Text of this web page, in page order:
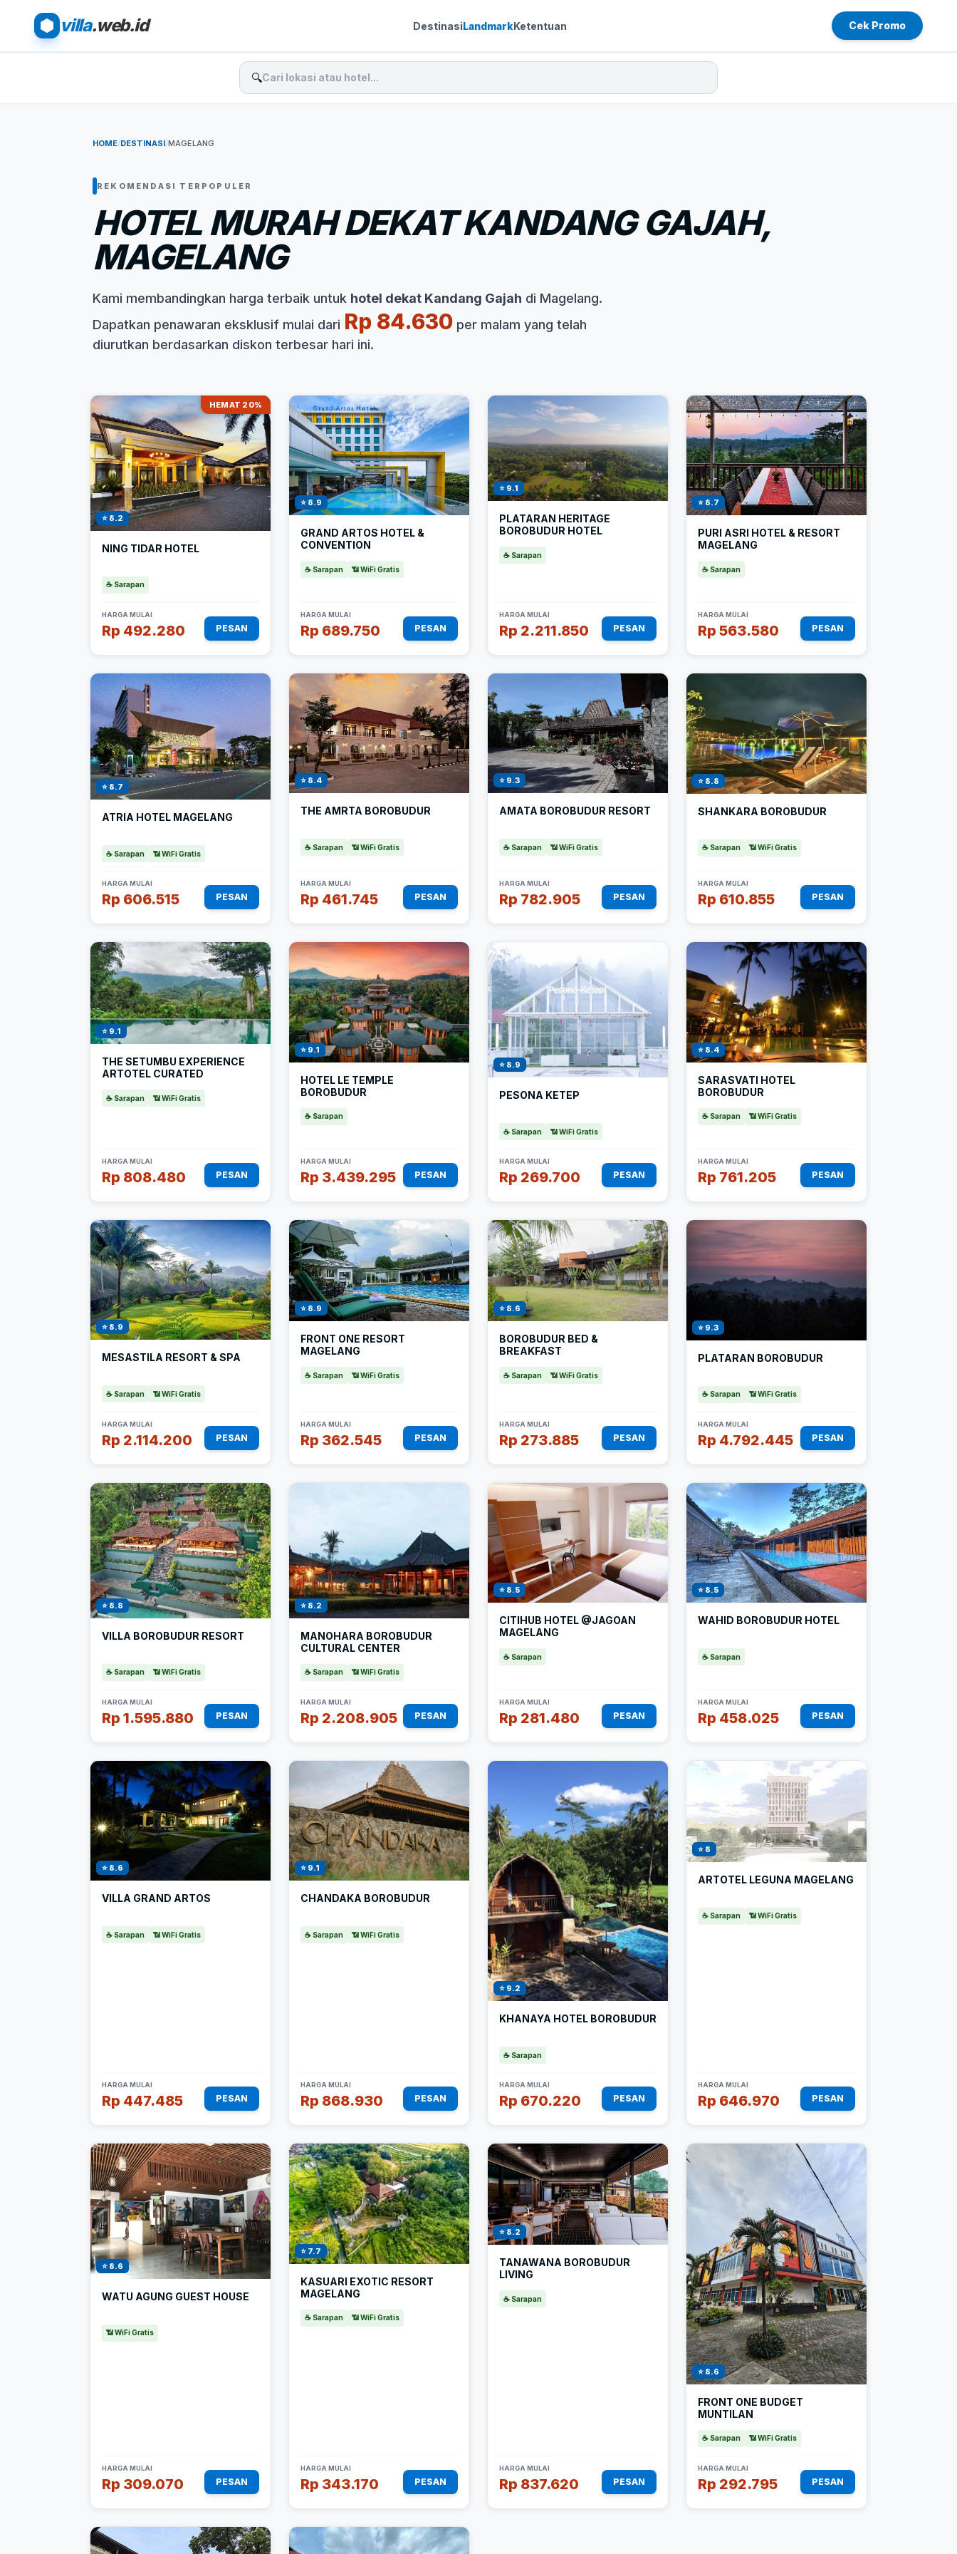
villa.web.id DestinasiLandmarkKetentuan Cek Promo
🔍
HOME/DESTINASI/MAGELANG
REKOMENDASI TERPOPULER
HOTEL MURAH DEKAT KANDANG GAJAH,
MAGELANG
Kami membandingkan harga terbaik untuk hotel dekat Kandang Gajah di Magelang.
Dapatkan penawaran eksklusif mulai dari Rp 84.630 per malam yang telah
diurutkan berdasarkan diskon terbesar hari ini.
HEMAT 20%
⭐ 8.2
NING TIDAR HOTEL
☕ Sarapan
HARGA MULAI
Rp 492.280 PESAN
⭐ 8.9
GRAND ARTOS HOTEL &
CONVENTION
☕ Sarapan 📶 WiFi Gratis
HARGA MULAI
Rp 689.750 PESAN
⭐ 9.1
PLATARAN HERITAGE
BOROBUDUR HOTEL
☕ Sarapan
HARGA MULAI
Rp 2.211.850 PESAN
⭐ 8.7
PURI ASRI HOTEL & RESORT
MAGELANG
☕ Sarapan
HARGA MULAI
Rp 563.580 PESAN
⭐ 8.7
ATRIA HOTEL MAGELANG
☕ Sarapan 📶 WiFi Gratis
HARGA MULAI
Rp 606.515 PESAN
⭐ 8.4
THE AMRTA BOROBUDUR
☕ Sarapan 📶 WiFi Gratis
HARGA MULAI
Rp 461.745 PESAN
⭐ 9.3
AMATA BOROBUDUR RESORT
☕ Sarapan 📶 WiFi Gratis
HARGA MULAI
Rp 782.905 PESAN
⭐ 8.8
SHANKARA BOROBUDUR
☕ Sarapan 📶 WiFi Gratis
HARGA MULAI
Rp 610.855 PESAN
⭐ 9.1
THE SETUMBU EXPERIENCE
ARTOTEL CURATED
☕ Sarapan 📶 WiFi Gratis
HARGA MULAI
Rp 808.480 PESAN
⭐ 9.1
HOTEL LE TEMPLE
BOROBUDUR
☕ Sarapan
HARGA MULAI
Rp 3.439.295 PESAN
⭐ 8.9
PESONA KETEP
☕ Sarapan 📶 WiFi Gratis
HARGA MULAI
Rp 269.700 PESAN
⭐ 8.4
SARASVATI HOTEL
BOROBUDUR
☕ Sarapan 📶 WiFi Gratis
HARGA MULAI
Rp 761.205 PESAN
⭐ 8.9
MESASTILA RESORT & SPA
☕ Sarapan 📶 WiFi Gratis
HARGA MULAI
Rp 2.114.200 PESAN
⭐ 8.9
FRONT ONE RESORT
MAGELANG
☕ Sarapan 📶 WiFi Gratis
HARGA MULAI
Rp 362.545 PESAN
⭐ 8.6
BOROBUDUR BED &
BREAKFAST
☕ Sarapan 📶 WiFi Gratis
HARGA MULAI
Rp 273.885 PESAN
⭐ 9.3
PLATARAN BOROBUDUR
☕ Sarapan 📶 WiFi Gratis
HARGA MULAI
Rp 4.792.445 PESAN
⭐ 8.8
VILLA BOROBUDUR RESORT
☕ Sarapan 📶 WiFi Gratis
HARGA MULAI
Rp 1.595.880 PESAN
⭐ 8.2
MANOHARA BOROBUDUR
CULTURAL CENTER
☕ Sarapan 📶 WiFi Gratis
HARGA MULAI
Rp 2.208.905 PESAN
⭐ 8.5
CITIHUB HOTEL @JAGOAN
MAGELANG
☕ Sarapan
HARGA MULAI
Rp 281.480 PESAN
⭐ 8.5
WAHID BOROBUDUR HOTEL
☕ Sarapan
HARGA MULAI
Rp 458.025 PESAN
⭐ 8.6
VILLA GRAND ARTOS
☕ Sarapan 📶 WiFi Gratis
HARGA MULAI
Rp 447.485 PESAN
⭐ 9.1
CHANDAKA BOROBUDUR
☕ Sarapan 📶 WiFi Gratis
HARGA MULAI
Rp 868.930 PESAN
⭐ 9.2
KHANAYA HOTEL BOROBUDUR
☕ Sarapan
HARGA MULAI
Rp 670.220 PESAN
⭐ 8
ARTOTEL LEGUNA MAGELANG
☕ Sarapan 📶 WiFi Gratis
HARGA MULAI
Rp 646.970 PESAN
⭐ 8.6
WATU AGUNG GUEST HOUSE
📶 WiFi Gratis
HARGA MULAI
Rp 309.070 PESAN
⭐ 7.7
KASUARI EXOTIC RESORT
MAGELANG
☕ Sarapan 📶 WiFi Gratis
HARGA MULAI
Rp 343.170 PESAN
⭐ 8.2
TANAWANA BOROBUDUR
LIVING
☕ Sarapan
HARGA MULAI
Rp 837.620 PESAN
⭐ 8.6
FRONT ONE BUDGET
MUNTILAN
☕ Sarapan 📶 WiFi Gratis
HARGA MULAI
Rp 292.795 PESAN